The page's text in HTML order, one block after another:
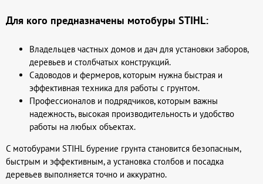
Для кого предназначены мотобуры STIHL:
Владельцев частных домов и дач для установки заборов,
деревьев и столбчатых конструкций.
Садоводов и фермеров, которым нужна быстрая и
эффективная техника для работы с грунтом.
Профессионалов и подрядчиков, которым важны
надежность, высокая производительность и удобство
работы на любых объектах.
С мотобурами STIHL бурение грунта становится безопасным,
быстрым и эффективным, а установка столбов и посадка
деревьев выполняется точно и аккуратно.